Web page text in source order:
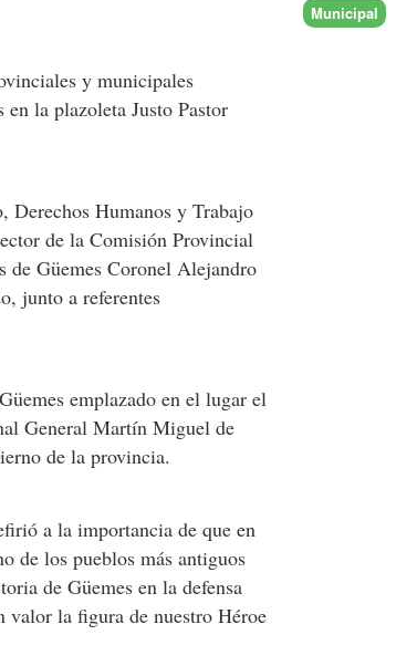
y municipales
la plazoleta Justo Pastor
Derechos Humanos y Trabajo
de la Comisión Provincial
de Güemes Coronel Alejandro
junto a referentes
emplazado en el lugar el
General Martín Miguel de
de la provincia.
a la importancia de que en
de los pueblos más antiguos
de Güemes en la defensa
valor la figura de nuestro Héroe
Municipal